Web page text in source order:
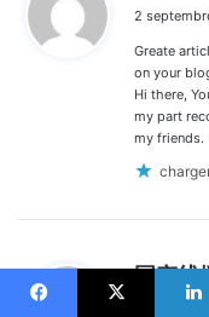
2
Greate
on your
Hi there,
my part
my friends.
国产线
26 octobre